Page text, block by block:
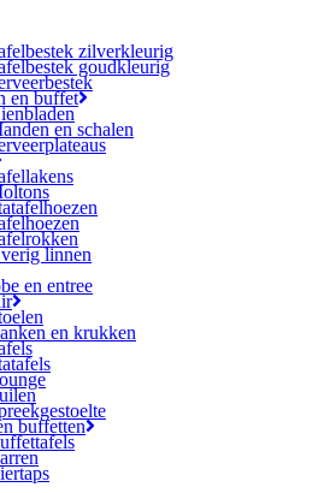
zilverkleurig
goudkleurig
en buffet
en schalen
linnen
en entree
en krukken
buffetten